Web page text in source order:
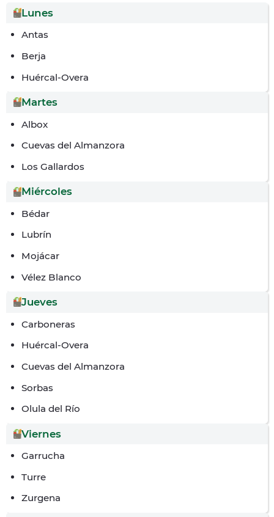
Lunes
Antas
Berja
Huércal-Overa
Martes
Albox
Cuevas del Almanzora
Los Gallardos
Miércoles
Bédar
Lubrín
Mojácar
Vélez Blanco
Jueves
Carboneras
Huércal-Overa
Cuevas del Almanzora
Sorbas
Olula del Río
Viernes
Garrucha
Turre
Zurgena